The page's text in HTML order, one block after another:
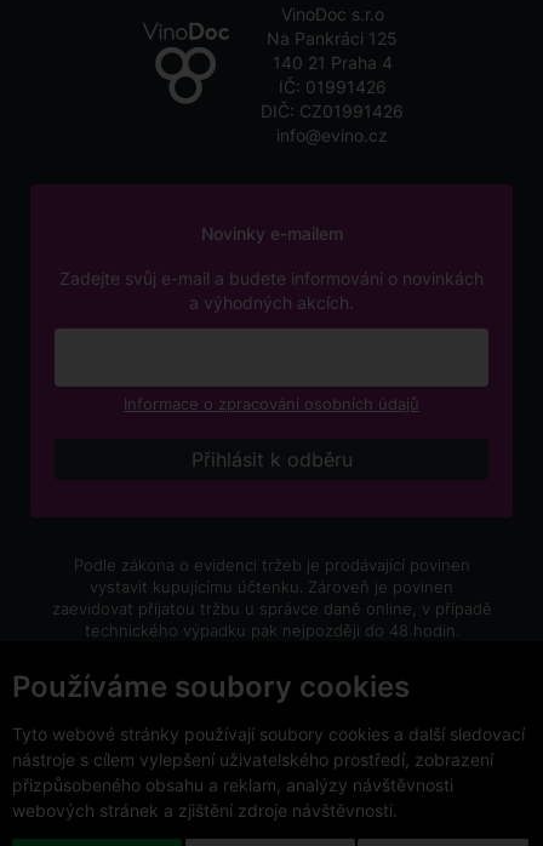
Používáme soubory cookies
Tyto webové stránky používají soubory cookies a další sledovací
nástroje s cílem vylepšení uživatelského prostředí, zobrazení
přizpůsobeného obsahu a reklam, analýzy návštěvnosti
webových stránek a zjištění zdroje návštěvnosti.
VinoDoc s.r.o
Na Pankráci 125
140 21 Praha 4
IČ: 01991426
DIČ: CZ01991426
info@evino.cz
Novinky e-mailem
Zadejte svůj e-mail a budete informováni o novinkách
a výhodných akcích.
Informace o zpracování osobních údajů
Podle zákona o evidenci tržeb je prodávající povinen
vystavit kupujícímu účtenku. Zároveň je povinen
zaevidovat přijatou tržbu u správce daně online, v případě
technického výpadku pak nejpozději do 48 hodin.
nápojů osobám mladším 18 let.